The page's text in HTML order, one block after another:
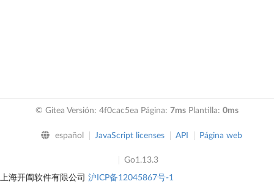
© Gitea Versión: 4f0cac5ea Página: 7ms Plantilla: 0ms
español JavaScript licenses API Página web
Go1.13.3
上海开阖软件有限公司 沪ICP备12045867号-1